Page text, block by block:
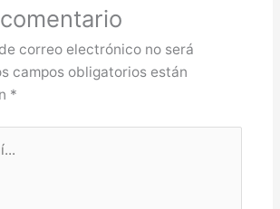
correo electrónico no será
campos obligatorios están
*